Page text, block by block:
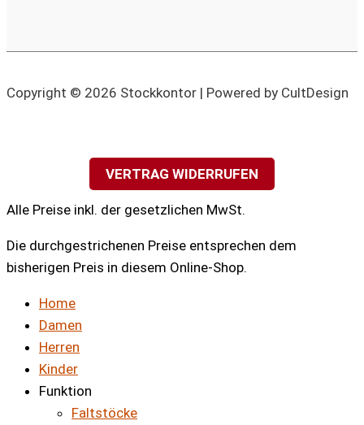
Copyright © 2026 Stockkontor | Powered by CultDesign
VERTRAG WIDERRUFEN
Alle Preise inkl. der gesetzlichen MwSt.
Die durchgestrichenen Preise entsprechen dem
bisherigen Preis in diesem Online-Shop.
Home
Damen
Herren
Kinder
Funktion
Faltstöcke